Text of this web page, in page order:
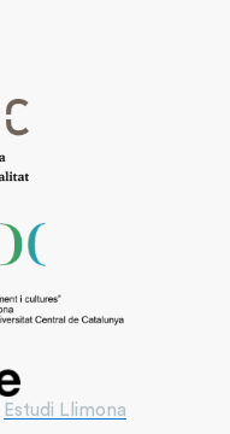
Estudi Llimona